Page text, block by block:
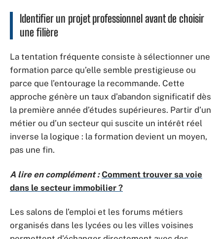
Identifier un projet professionnel avant de choisir
une filière
La tentation fréquente consiste à sélectionner une
formation parce qu’elle semble prestigieuse ou
parce que l’entourage la recommande. Cette
approche génère un taux d’abandon significatif dès
la première année d’études supérieures. Partir d’un
métier ou d’un secteur qui suscite un intérêt réel
inverse la logique : la formation devient un moyen,
pas une fin.
A lire en complément : Comment trouver sa voie
dans le secteur immobilier ?
Les salons de l’emploi et les forums métiers
organisés dans les lycées ou les villes voisines